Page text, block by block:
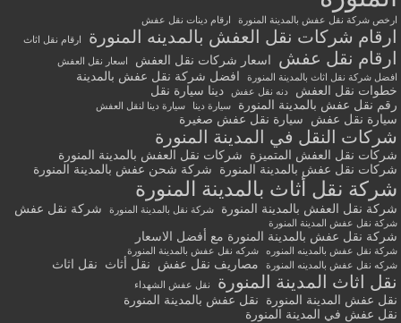
ارخص شركة نقل عفش بالمدينة المنورة ارقام دينات نقل عفش
ارقام شركات نقل العفش بالمدينه المنورة ارقام نقل اثاث
ارقام نقل عفش اسعار شركات نقل العفش
اسعار نقل العفش
افضل شركة نقل اثاث بالمدينة المنورة
افضل شركة نقل عفش بالمدينة
خطوات نقل العفش
دنه نقل عفش
دينا سيارة نقل
رقم نقل عفش بالمدينة المنورة
سيارة دينا سيارة دينا لنقل العفش
سيارة نقل عفش سيارة نقل عفش صغيرة
شركات النقل في المدينة المنورة
شركات نقل العفش المتميزة
شركات نقل العفش بالمدينة المنورة
شركات نقل عفش بالمدينة المنورة
شركة شحن عفش بالمدينة المنورة
شركة نقل أثاث بالمدينة المنورة
شركة نقل العفش بالمدينة المنورة شركة نقل بالمدينة المنورة شركة نقل عفش
شركة نقل عفش المدينة المنورة
شركة نقل عفش بالمدينة المنورة مع أفضل الاسعار
شركة نقل عفش بالمدينه المنوره
شركه نقل عفش بالمدينة المنورة
شركه نقل عفش بالمدينه المنورة
مصاريف نقل عفش نقل أثاث نقل اثاث
نقل اثاث المدينة المنورة نقل عفش الشهداء
نقل عفش المدينة المنورة
نقل عفش بالمدينة المنورة
نقل عفش في المدينة المنورة